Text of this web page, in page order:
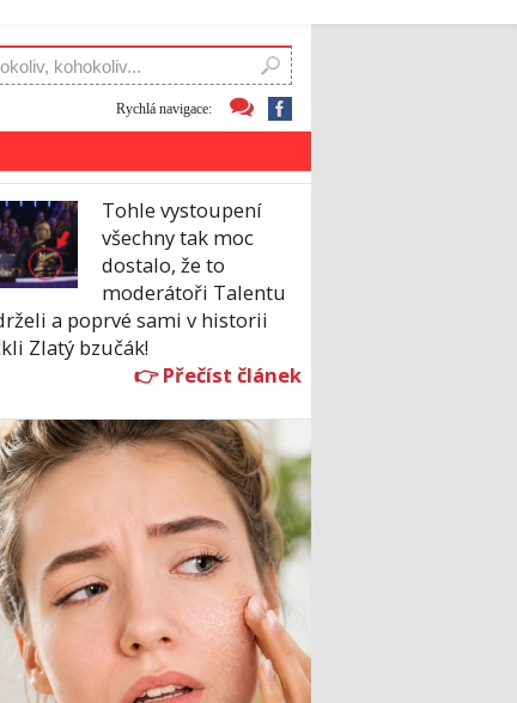
Rychlá navigace:
Tohle vystoupení
všechny tak moc
dostalo, že to
moderátoři Talentu
a poprvé sami v historii
Zlatý bzučák!